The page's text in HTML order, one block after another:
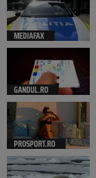
MEDIAFAX
GANDUL.RO
PROSPORT.RO